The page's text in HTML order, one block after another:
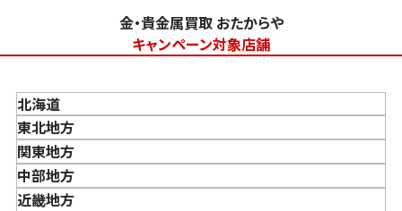
大判・小判、外国金貨、古銭やコインなども買取してもら
「金・貴金属の査定」にはどれくらい時間がかかります
「金・貴金属の買取価格」はどうやって決まりますか？
金・貴金属はいつ売るのがポイント？日によって買取価格
が違うって本当ですか？
貴金属の売り時はいつですか？
金・貴金属買取 おたからや
キャンペーン対象店舗
北海道
東北地方
青森県
岩手県
宮城県
関東地方
東京都
神奈川県
中部地方
新潟県
近畿地方